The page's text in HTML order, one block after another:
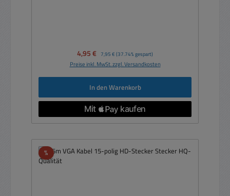
Verkaufspreis:
4,95 € Regulärer Preis:
7,95 € (37.74% gespart)
Preise inkl. MwSt. zzgl. Versandkosten
In den Warenkorb
%Rabatt